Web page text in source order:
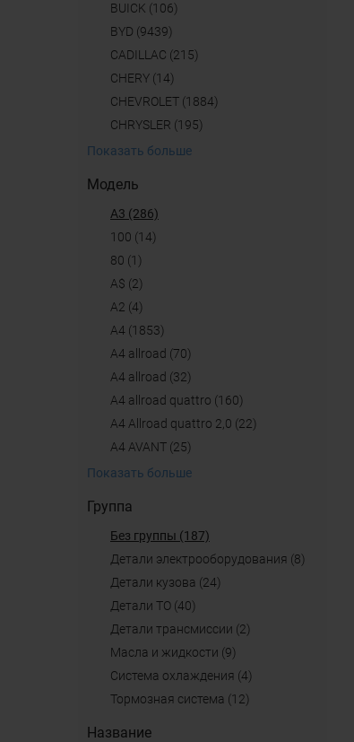
BUICK (106)
BYD (9439)
CADILLAC (215)
CHERY (14)
CHEVROLET (1884)
CHRYSLER (195)
Показать больше
Модель
A3 (286)
100 (14)
80 (1)
A$ (2)
A2 (4)
A4 (1853)
A4 allroad (70)
a4 allroad (32)
A4 allroad quattro (160)
A4 Allroad quattro 2,0 (22)
A4 AVANT (25)
Показать больше
Группа
Без группы (187)
детали электрооборудования (8)
детали кузова (24)
детали ТО (40)
детали трансмиссии (2)
масла и жидкости (9)
система охлаждения (4)
тормозная система (12)
Название